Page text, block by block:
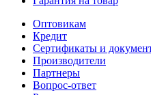
Оптовикам
Кредит
Сертификаты и
Производители
Партнеры
Вопрос-ответ